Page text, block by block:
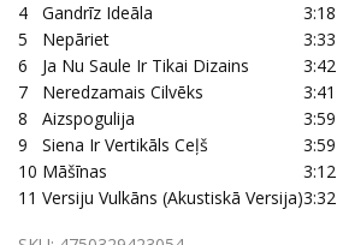
4
Gandrīz Ideāla
3:18
5
Nepāriet
3:33
6
Ja Nu Saule Ir Tikai Dizains
3:42
7
Neredzamais Cilvēks
3:41
8
Aizspogulija
3:59
9
Siena Ir Vertikāls Ceļš
3:59
10 Māšīnas
3:12
11 Versiju Vulkāns (Akustiskā Versija)3:32